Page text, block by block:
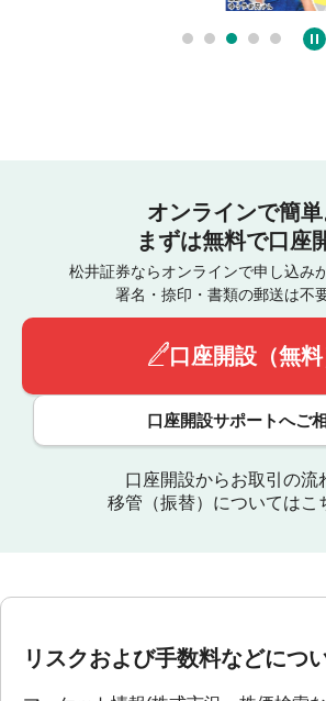
オンラインで簡単
まずは無料で口座
松井証券ならオンラインで申し込み
署名・捺印・書類の郵送は不
口座開設（無料
口座開設サポートへご
口座開設からお取引の流
移管（振替）についてはこ
リスクおよび手数料などにつ